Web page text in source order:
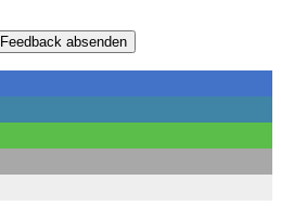
Feedback absenden